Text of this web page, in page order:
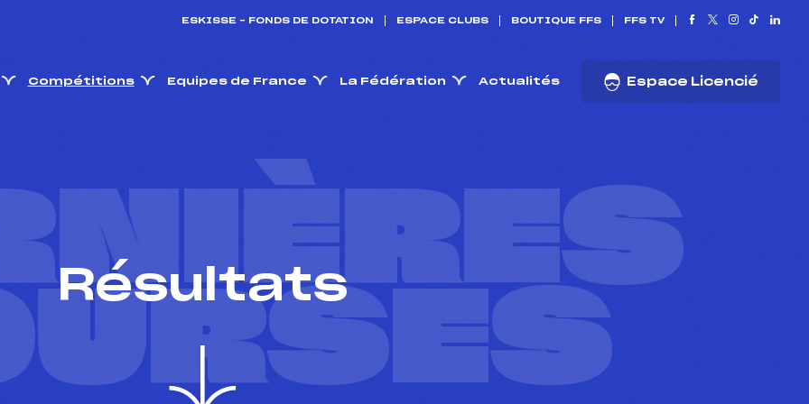
ESKISSE – FONDS DE DOTATION ESPACE CLUBS BOUTIQUE FFS FFS TV
Compétitions Equipes de France La Fédération Actualités Espace Licencié
Résultats